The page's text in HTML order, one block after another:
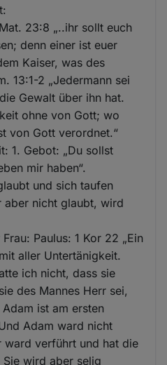
23:8 „..ihr sollt euch
denn einer ist euer
Kaiser, was des
13:1-2 „Jedermann sei
Gewalt über ihn hat.
ohne von Gott; wo
von Gott verordnet.“
1. Gebot: „Du sollst
mir haben“.
und sich taufen
nicht glaubt, wird
Paulus: 1 Kor 22 „Ein
aller Untertänigkeit.
ich nicht, dass sie
des Mannes Herr sei,
ist am ersten
Adam ward nicht
ward verführt und hat die
wird aber selig